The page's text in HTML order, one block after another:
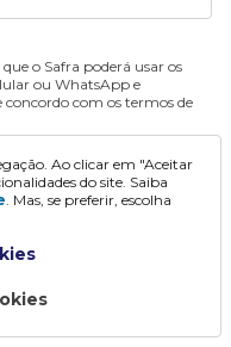
o Safra poderá usar os
ou WhatsApp e
concordo com os termos de
Ao clicar em "Aceitar
do site. Saiba
. Mas, se preferir, escolha